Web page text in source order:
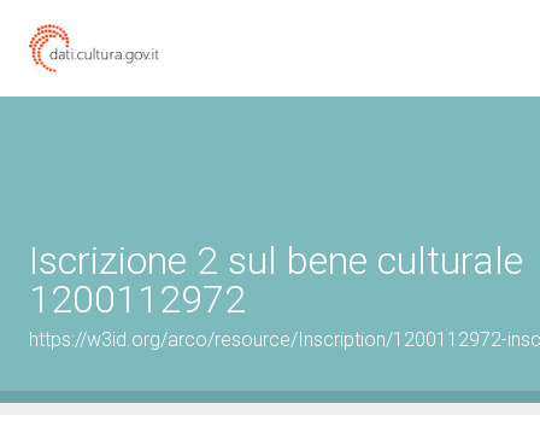
Iscrizione 2 sul bene culturale
1200112972
https://w3id.org/arco/resource/Inscription/1200112972-